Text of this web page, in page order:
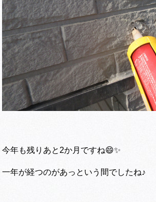
今年も残りあと2か月ですね😄✨
一年が経つのがあっという間でしたね♪